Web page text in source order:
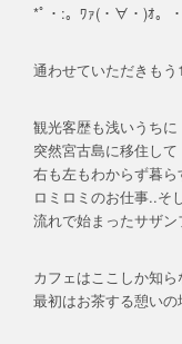
*ﾟ・:。ﾜｧ(・∀・)ｵ。
通わせていただきも
観光客歴も浅いうちに
突然宮古島に移住して
右も左もわからず暮
ロミロミのお仕事..そ
流れで始まったサザ
カフェはここしか知
最初はお茶する憩い